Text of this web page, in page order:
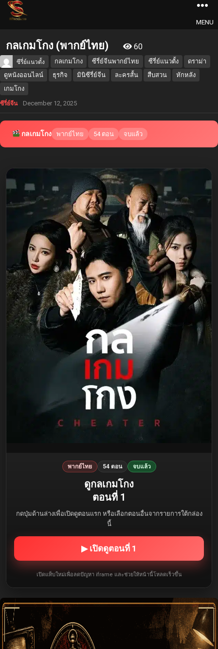
MENU
กลเกมโกง (พากย์ไทย) 60
ซีรี่ย์แนวตั้ง กลเกมโกง ซีรี่ย์จีนพากย์ไทย ซีรี่ย์แนวตั้ง
ดราม่า
ดูหนังออนไลน์
ธุรกิจ มินิซีรี่ย์จีน ละครสั้น สืบสวน
หักหลัง
เกมโกง
ซีรี่ย์จีน December 12, 2025
กลเกมโกง พากย์ไทย 54 ตอน จบแล้ว
พากย์ไทย 54 ตอน จบแล้ว
ดูกลเกมโกง
ตอนที่ 1
กดปุ่มด้านล่างเพื่อเปิดดูตอนแรก หรือเลือกตอนอื่นจากรายการใต้กล่อง
นี้
▶ เปิดดูตอนที่ 1
เปิดแท็บใหม่เพื่อลดปัญหา iframe และช่วยให้หน้านี้โหลดเร็วขึ้น